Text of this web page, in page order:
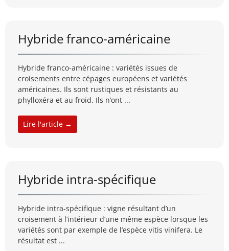
Hybride franco-américaine
Hybride franco-américaine : variétés issues de
croisements entre cépages européens et variétés
américaines. Ils sont rustiques et résistants au
phylloxéra et au froid. Ils n’ont ...
Lire l'article →
Hybride intra-spécifique
Hybride intra-spécifique : vigne résultant d’un
croisement à l’intérieur d’une même espèce lorsque les
variétés sont par exemple de l’espèce vitis vinifera. Le
résultat est ...